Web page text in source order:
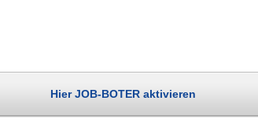
Hier JOB-BOTER aktivieren